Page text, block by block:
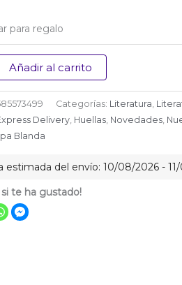
para regalo
Añadir al carrito
Categorías: Literatura,
Delivery, Huellas, Novedades,
Blanda
estimada del envío: 10/08/2026 -
te ha gustado!